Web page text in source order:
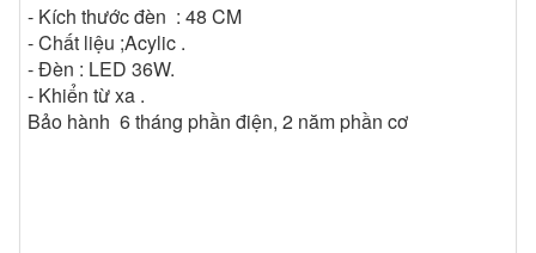
- Kích thước đèn : 48 CM
- Chất liệu ;Acylic .
- Đèn : LED 36W.
- Khiển từ xa .
Bảo hành 6 tháng phần điện, 2 năm phần cơ